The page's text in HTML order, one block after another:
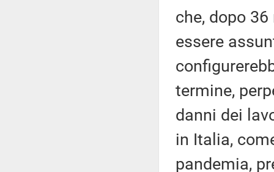
che, dopo
essere
termine,
danni dei
in Italia,
pandemia,